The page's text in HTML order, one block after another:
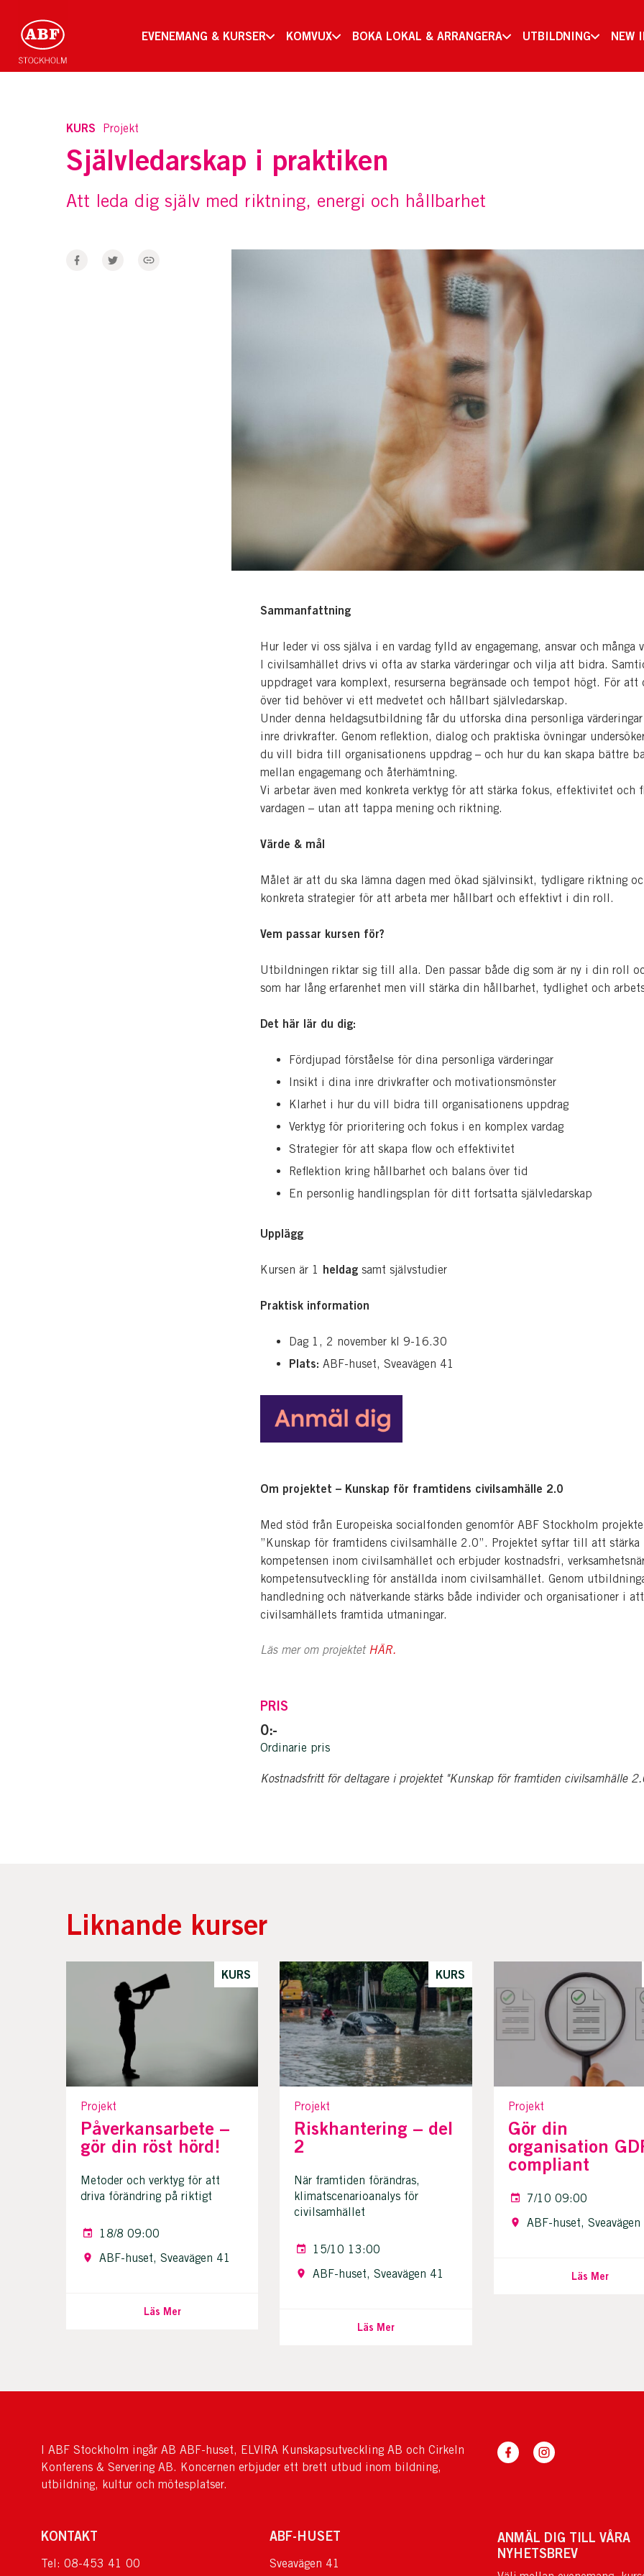
EVENEMANG & KURSER KOMVUX BOKA LOKAL & ARRANGERA UTBILDNING NEW
KURS Projekt
Självledarskap i praktiken
Att leda dig själv med riktning, energi och hållbarhet
Sammanfattning
Hur leder vi oss själva i en vardag fylld av engagemang, ansvar och många
I civilsamhället drivs vi ofta av starka värderingar och vilja att bidra.
uppdraget vara komplext, resurserna begränsade och tempot högt. För att
över tid behöver vi ett medvetet och hållbart självledarskap.
Under denna heldagsutbildning får du utforska dina personliga
inre drivkrafter. Genom reflektion, dialog och praktiska övningar
du vill bidra till organisationens uppdrag – och hur du kan skapa bättre
mellan engagemang och återhämtning.
Vi arbetar även med konkreta verktyg för att stärka fokus, effektivitet och
vardagen – utan att tappa mening och riktning.
Värde & mål
Målet är att du ska lämna dagen med ökad självinsikt, tydligare riktning
konkreta strategier för att arbeta mer hållbart och effektivt i din roll.
Vem passar kursen för?
Utbildningen riktar sig till alla. Den passar både dig som är ny i din roll
som har lång erfarenhet men vill stärka din hållbarhet, tydlighet och
Det här lär du dig:
Fördjupad förståelse för dina personliga värderingar
Insikt i dina inre drivkrafter och motivationsmönster
Klarhet i hur du vill bidra till organisationens uppdrag
Verktyg för prioritering och fokus i en komplex vardag
Strategier för att skapa flow och effektivitet
Reflektion kring hållbarhet och balans över tid
En personlig handlingsplan för ditt fortsatta självledarskap
Upplägg
Kursen är 1 heldag samt självstudier
Praktisk information
Dag 1, 2 november kl 9-16.30
Plats: ABF-huset, Sveavägen 41
Om projektet – Kunskap för framtidens civilsamhälle 2.0
Med stöd från Europeiska socialfonden genomför ABF Stockholm
”Kunskap för framtidens civilsamhälle 2.0”. Projektet syftar till att stärka
kompetensen inom civilsamhället och erbjuder kostnadsfri,
kompetensutveckling för anställda inom civilsamhället. Genom
handledning och nätverkande stärks både individer och organisationer i
civilsamhällets framtida utmaningar.
Läs mer om projektet HÄR.
PRIS
0:-
Ordinarie pris
Kostnadsfritt för deltagare i projektet "Kunskap för framtiden civilsamhälle
Liknande kurser
KURS
Projekt
Påverkansarbete –
gör din röst hörd!
Metoder och verktyg för att
driva förändring på riktigt
18/8 09:00
ABF-huset, Sveavägen 41
Läs Mer
KURS
Projekt
Riskhantering – del
2
När framtiden förändras,
klimatscenarioanalys för
civilsamhället
15/10 13:00
ABF-huset, Sveavägen 41
Läs Mer
Projekt
Gör din
organisation
compliant
7/10 09:00
ABF-huset,
Läs Mer
I ABF Stockholm ingår AB ABF-huset, ELVIRA Kunskapsutveckling AB och Cirkeln
Konferens & Servering AB. Koncernen erbjuder ett brett utbud inom bildning,
utbildning, kultur och mötesplatser.
KONTAKT
Tel: 08-453 41 00
ABF-HUSET
Sveavägen 41
ANMÄL DIG TILL VÅRA
NYHETSBREV